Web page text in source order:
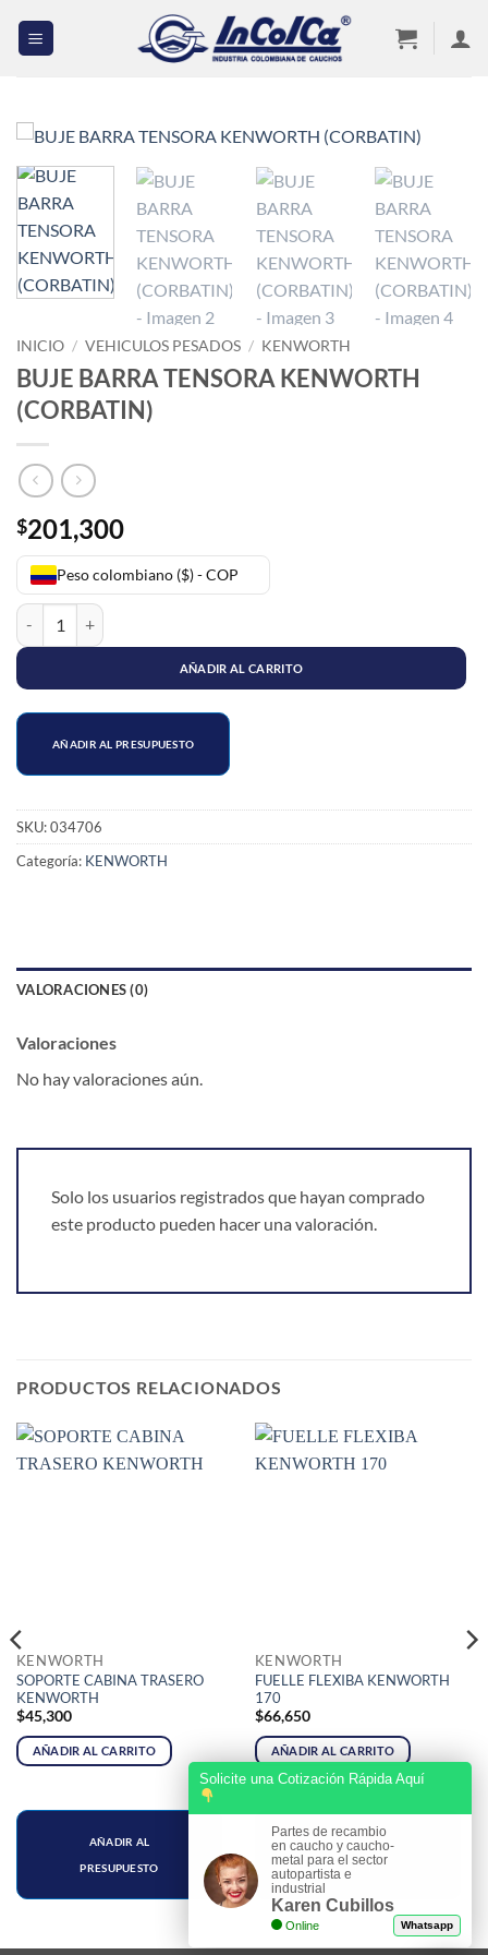
INICIO / VEHICULOS PESADOS / KENWORTH
BUJE BARRA TENSORA KENWORTH
(CORBATIN)
$201,300
Peso colombiano ($) - COP
BUJE BARRA TENSORA KENWORTH (CORBATIN) cantidad
AÑADIR AL CARRITO
AÑADIR AL PRESUPUESTO
SKU:034706
Categoría: KENWORTH
VALORACIONES (0)
Valoraciones
No hay valoraciones aún.
Solo los usuarios registrados que hayan comprado
este producto pueden hacer una valoración.
PRODUCTOS RELACIONADOS
KENWORTH
SOPORTE CABINA TRASERO
KENWORTH
$45,300
AÑADIR AL CARRITO
AÑADIR AL
PRESUPUESTO
KENWORTH
FUELLE FLEXIBA KENWORTH
170
$66,650
AÑADIR AL CARRITO
AÑADIR AL
PRESUPUESTO
Solicite una Cotización Rápida Aquí
Partes de recambio
en caucho y caucho-
metal para el sector
autopartista e
industrial
Karen Cubillos
Online Whatsapp